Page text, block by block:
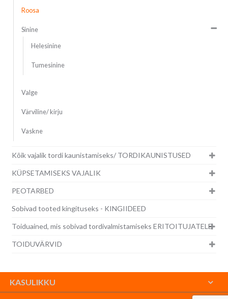
Roosa
Sinine
Helesinine
Tumesinine
Valge
Värviline/ kirju
Vaskne
Kõik vajalik tordi kaunistamiseks/ TORDIKAUNISTUSED
KÜPSETAMISEKS VAJALIK
PEOTARBED
Sobivad tooted kingituseks - KINGIIDEED
Toiduained, mis sobivad tordivalmistamiseks ERITOITUJATELE
TOIDUVÄRVID
KASULIKKU